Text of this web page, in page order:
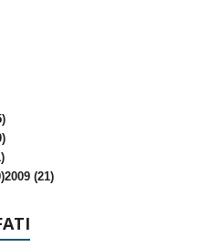
2009 (21)